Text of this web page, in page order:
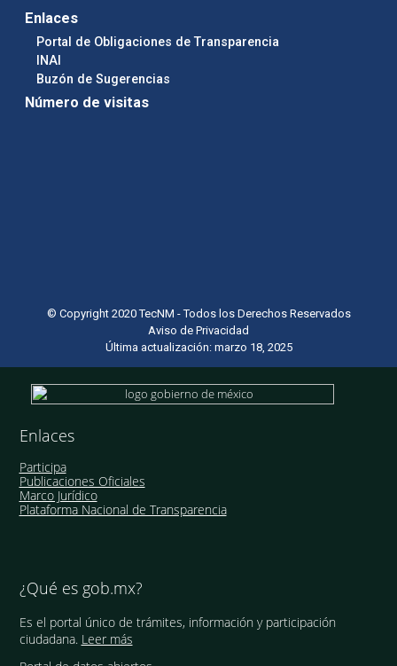
Enlaces
Portal de Obligaciones de Transparencia
INAI
Buzón de Sugerencias
Número de visitas
© Copyright 2020 TecNM - Todos los Derechos Reservados
Aviso de Privacidad
Última actualización: marzo 18, 2025
Enlaces
Participa
Publicaciones Oficiales
Marco Jurídico
Plataforma Nacional de Transparencia
¿Qué es gob.mx?
Es el portal único de trámites, información y participación
ciudadana. Leer más